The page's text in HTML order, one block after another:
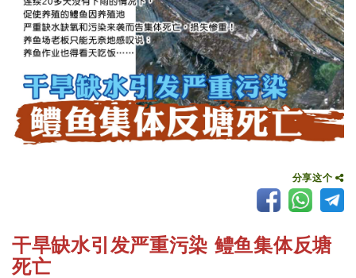
分享这个
干旱缺水引发严重污染 鳢鱼集体反塘
死亡